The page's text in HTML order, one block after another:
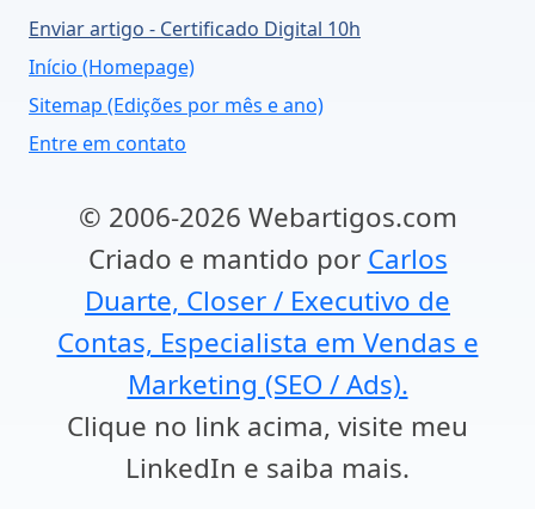
Enviar artigo - Certificado Digital 10h
Início (Homepage)
Sitemap (Edições por mês e ano)
Entre em contato
© 2006-2026 Webartigos.com
Criado e mantido por Carlos
Duarte, Closer / Executivo de
Contas, Especialista em Vendas e
Marketing (SEO / Ads).
Clique no link acima, visite meu
LinkedIn e saiba mais.